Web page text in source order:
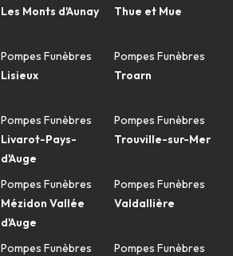
Les Monts d'Aunay
Pompes Funèbres
Lisieux
Pompes Funèbres
Livarot-Pays-
d'Auge
Pompes Funèbres
Mézidon Vallée
d'Auge
Pompes Funèbres
Thue et Mue
Pompes Funèbres
Troarn
Pompes Funèbres
Trouville-sur-Mer
Pompes Funèbres
Valdallière
Pompes Funèbres